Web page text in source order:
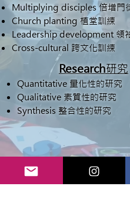
Multiplying disciples 倍增門
Church planting 植堂訓練
Leadership development 領
Cross-cultural 跨文化訓練
Research研究
Quantitative 量化性的研究
Qualitative 素質性的研究
Synthesis 整合性的研究
領袖培訓 Leadership